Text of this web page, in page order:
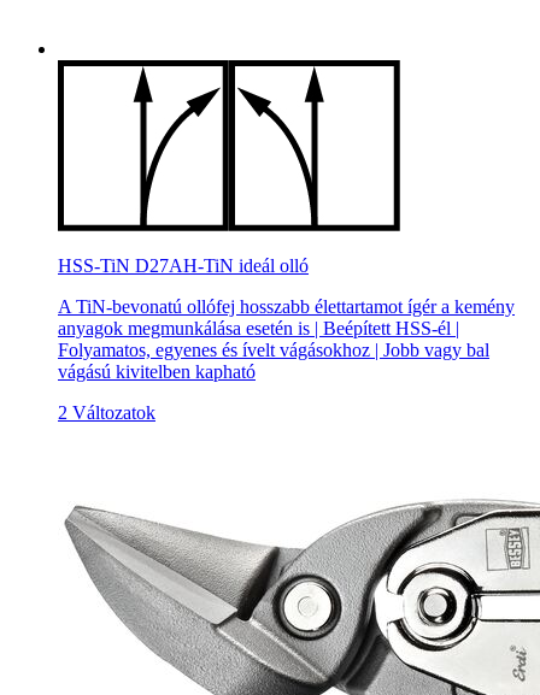
HSS-TiN D27AH-TiN ideál olló
A TiN-bevonatú ollófej hosszabb élettartamot ígér a kemény
anyagok megmunkálása esetén is | Beépített HSS-él |
Folyamatos, egyenes és ívelt vágásokhoz | Jobb vagy bal
vágású kivitelben kapható
2 Változatok